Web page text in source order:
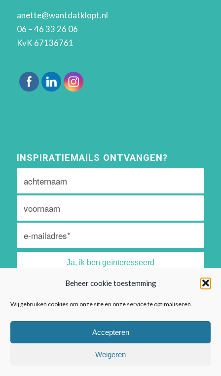
Beheer cookie toestemming
Wij gebruiken cookies om onze site en onze service te optimaliseren.
Accepteren
Weigeren
anette@wantdatklopt.nl
06 – 46 33 26 06
KvK 67136761
INSPIRATIEMAILS ONTVANGEN?
Algemene voorwaarden vind jehier